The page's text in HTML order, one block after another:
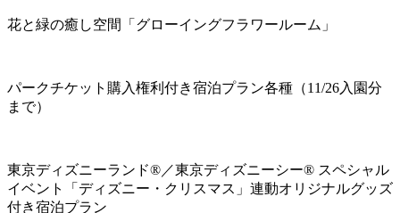
花と緑の癒し空間「グローイングフラワールーム」
パークチケット購入権利付き宿泊プラン各種（11/26入園分
まで）
東京ディズニーランド®／東京ディズニーシー® スペシャル
イベント「ディズニー・クリスマス」連動オリジナルグッズ
付き宿泊プラン